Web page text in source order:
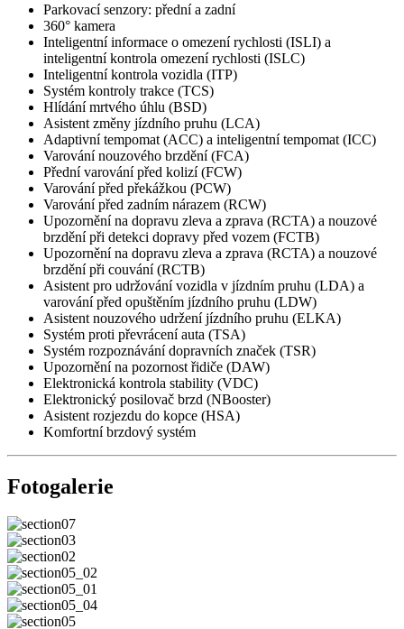
Parkovací senzory: přední a zadní
360° kamera
Inteligentní informace o omezení rychlosti (ISLI) a
inteligentní kontrola omezení rychlosti (ISLC)
Inteligentní kontrola vozidla (ITP)
Systém kontroly trakce (TCS)
Hlídání mrtvého úhlu (BSD)
Asistent změny jízdního pruhu (LCA)
Adaptivní tempomat (ACC) a inteligentní tempomat (ICC)
Varování nouzového brzdění (FCA)
Přední varování před kolizí (FCW)
Varování před překážkou (PCW)
Varování před zadním nárazem (RCW)
Upozornění na dopravu zleva a zprava (RCTA) a nouzové
brzdění při detekci dopravy před vozem (FCTB)
Upozornění na dopravu zleva a zprava (RCTA) a nouzové
brzdění při couvání (RCTB)
Asistent pro udržování vozidla v jízdním pruhu (LDA) a
varování před opuštěním jízdního pruhu (LDW)
Asistent nouzového udržení jízdního pruhu (ELKA)
Systém proti převrácení auta (TSA)
Systém rozpoznávání dopravních značek (TSR)
Upozornění na pozornost řidiče (DAW)
Elektronická kontrola stability (VDC)
Elektronický posilovač brzd (NBooster)
Asistent rozjezdu do kopce (HSA)
Komfortní brzdový systém
Fotogalerie